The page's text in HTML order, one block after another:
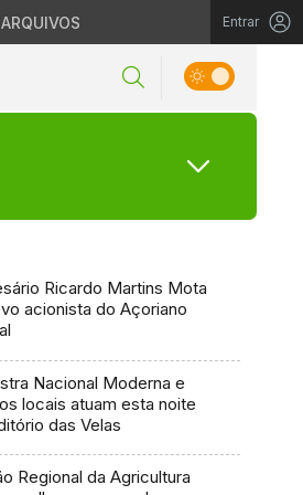
Entrar
Ricardo Martins Mota
acionista do Açoriano
Nacional Moderna e
locais atuam esta noite
das Velas
Regional da Agricultura